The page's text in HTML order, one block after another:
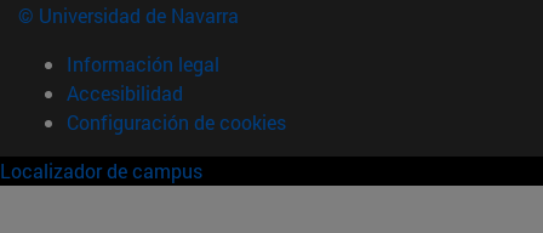
© Universidad de Navarra
Información legal
Accesibilidad
Configuración de cookies
Localizador de campus